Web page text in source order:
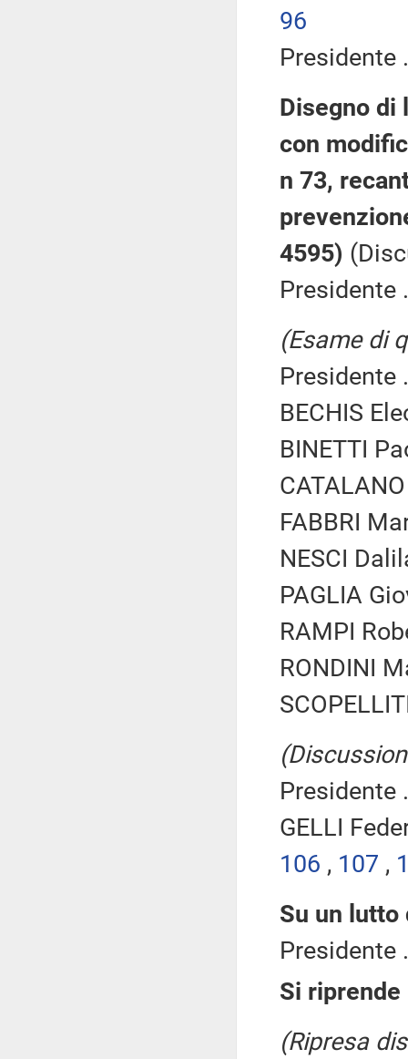
96
Presidente
Disegno di
con
n 73,
4595)
Presidente
(Esame di
Presidente
BECHIS
BINETTI
FABBRI
NESCI
PAGLIA
RAMPI
RONDINI
Presidente
GELLI
106 , 107 ,
Su un lutto
Presidente
Si
(Ripresa